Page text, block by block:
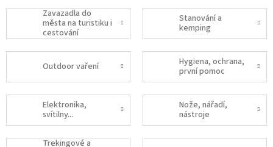
Zavazadla do
města na turistiku i
cestování
Stanování a
kemping
Outdoor vaření
Hygiena, ochrana,
první pomoc
Elektronika,
svítilny...
Nože, nářadí,
nástroje
Trekingové a